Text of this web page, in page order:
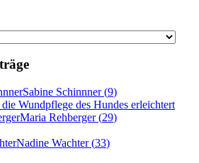
Sabine Schinnner(9)
Wundpflege des Hundes erleichtert
Maria Rehberger(29)
Nadine Wachter(33)